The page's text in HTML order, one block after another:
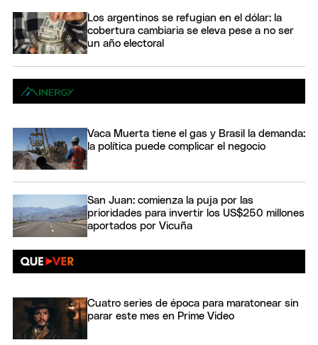
Los argentinos se refugian en el dólar: la
cobertura cambiaria se eleva pese a no ser
un año electoral
Vaca Muerta tiene el gas y Brasil la demanda:
la política puede complicar el negocio
San Juan: comienza la puja por las
prioridades para invertir los US$250 millones
aportados por Vicuña
Cuatro series de época para maratonear sin
parar este mes en Prime Video